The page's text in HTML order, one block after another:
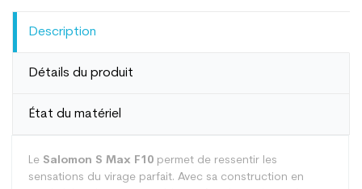
Description
Détails du produit
État du matériel
Le Salomon S Max F10 permet de ressentir les
sensations du virage parfait. Avec sa construction en